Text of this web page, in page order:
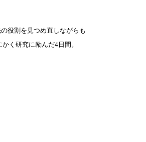
役割を見つめ直しながらも
かく研究に励んだ4日間。